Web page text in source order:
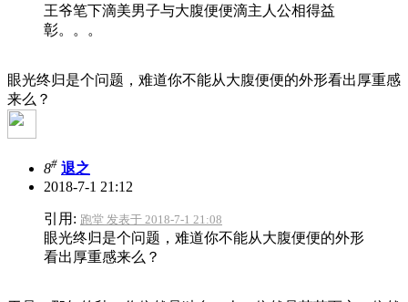
王爷笔下滴美男子与大腹便便滴主人公相得益
彰。。。
眼光终归是个问题，难道你不能从大腹便便的外形看出厚重感
来么？
8# 退之
2018-7-1 21:12
引用: 跑堂 发表于 2018-7-1 21:08
眼光终归是个问题，难道你不能从大腹便便的外形
看出厚重感来么？